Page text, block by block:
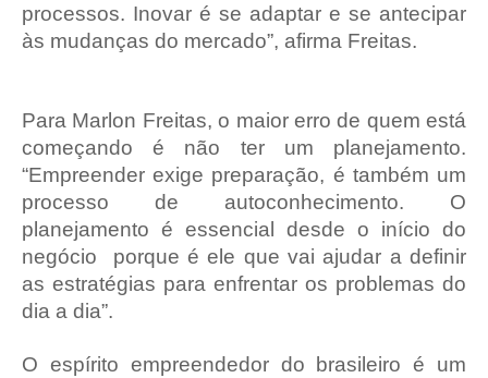
processos. Inovar é se adaptar e se antecipar
às mudanças do mercado”, afirma Freitas.
Para Marlon Freitas, o maior erro de quem está
começando é não ter um planejamento.
“Empreender exige preparação, é também um
processo de autoconhecimento. O
planejamento é essencial desde o início do
negócio porque é ele que vai ajudar a definir
as estratégias para enfrentar os problemas do
dia a dia”.
O espírito empreendedor do brasileiro é um